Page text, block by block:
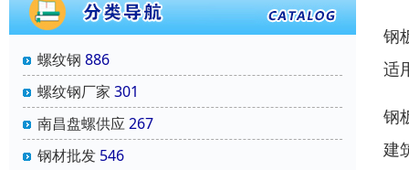
螺纹钢 886
螺纹钢厂家 301
南昌盘螺供应267
钢材批发 546
钢
适
钢
建